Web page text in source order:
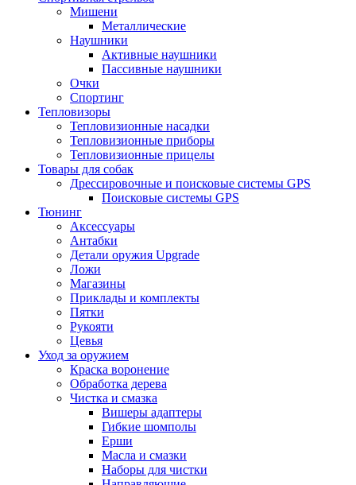
Мишени
Металлические
Наушники
Активные наушники
Пассивные наушники
Очки
Спортинг
Тепловизоры
Тепловизионные насадки
Тепловизионные приборы
Тепловизионные прицелы
Товары для собак
Дрессировочные и поисковые системы GPS
Поисковые системы GPS
Тюнинг
Аксессуары
Антабки
Детали оружия Upgrade
Ложи
Магазины
Приклады и комплекты
Пятки
Рукояти
Цевья
Уход за оружием
Краска воронение
Обработка дерева
Чистка и смазка
Вишеры адаптеры
Гибкие шомполы
Ерши
Масла и смазки
Наборы для чистки